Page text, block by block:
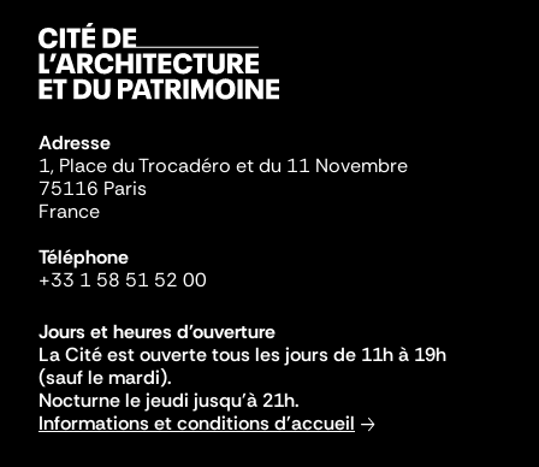
Adresse
1, Place du Trocadéro et du 11 Novembre
75116 Paris
France
Téléphone
+33 1 58 51 52 00
Jours et heures d'ouverture
La Cité est ouverte tous les jours de 11h à 19h
(sauf le mardi).
Nocturne le jeudi jusqu'à 21h.
Informations et conditions d'accueil